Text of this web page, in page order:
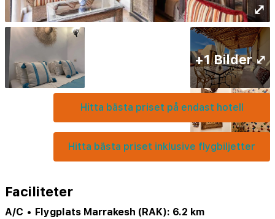
⤢
Hitta bästa priset på endast hotell
Hitta bästa priset inklusive flygbiljetter
+1 Bilder ⤢
Faciliteter
A/C • Flygplats Marrakesh (RAK): 6.2 km